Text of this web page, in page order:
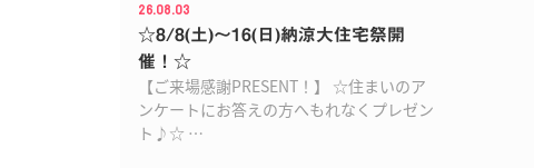
26.08.03
☆8/8(土)〜16(日)納涼大住宅祭開
催！☆
【ご来場感謝PRESENT！】 ☆住まいのア
ンケートにお答えの方へもれなくプレゼン
ト♪☆ …